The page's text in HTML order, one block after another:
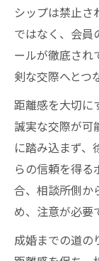
シップは禁止さ
ではなく、会員
ールが徹底され
剣な交際へとつ
距離感を大切に
誠実な交際が可
に踏み込まず、
らの信頼を得る
合、相談所側か
め、注意が必要
成婚までの道の